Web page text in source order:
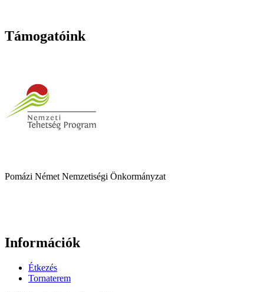
Támogatóink
Pomázi Német Nemzetiségi Önkormányzat
Információk
Étkezés
Tornaterem